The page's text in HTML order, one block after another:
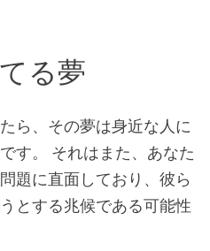
る夢
ら、その夢は身近な人に
す。 それはまた、あなた
題に直面しており、彼ら
とする兆候である可能性